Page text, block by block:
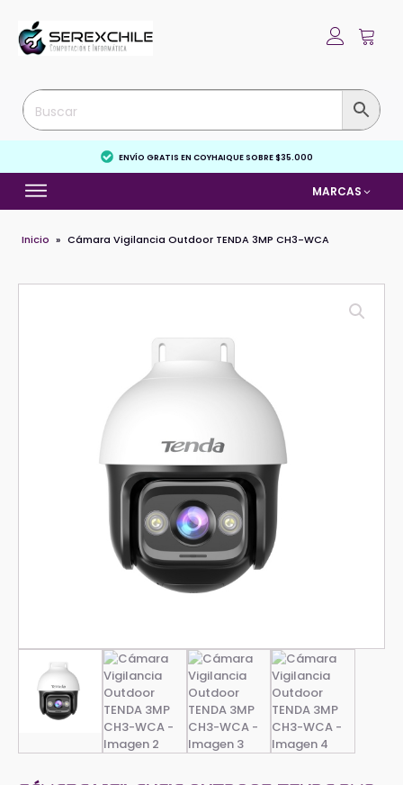
ENVÍO GRATIS EN COYHAIQUE SOBRE $35.000
MARCAS
Inicio » Cámara Vigilancia Outdoor TENDA 3MP CH3-WCA